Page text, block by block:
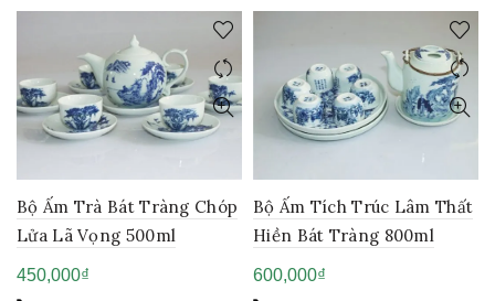
Bộ Ấm Trà Bát Tràng Chóp
Lửa Lã Vọng 500ml
450,000₫
Bộ Ấm Tích Trúc Lâm Thất
Hiền Bát Tràng 800ml
600,000₫